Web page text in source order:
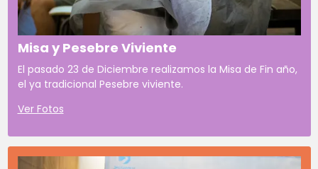
Misa y Pesebre Viviente
El pasado 23 de Diciembre realizamos la Misa de Fin año,
el ya tradicional Pesebre viviente.
Ver Fotos